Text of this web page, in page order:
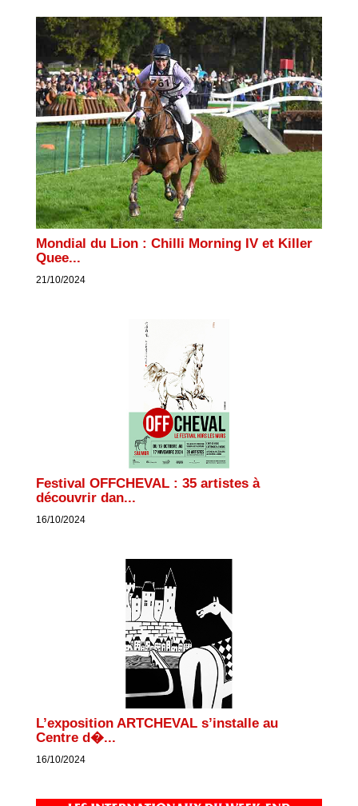
Mondial du Lion : Chilli Morning IV et Killer
Quee...
21/10/2024
Festival OFFCHEVAL : 35 artistes à
découvrir dan...
16/10/2024
L’exposition ARTCHEVAL s’installe au
Centre d�...
16/10/2024